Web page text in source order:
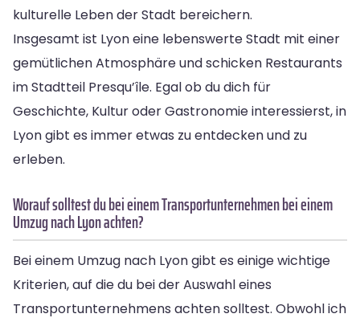
kulturelle Leben der Stadt bereichern.
Insgesamt ist Lyon eine lebenswerte Stadt mit einer
gemütlichen Atmosphäre und schicken Restaurants
im Stadtteil Presqu’île. Egal ob du dich für
Geschichte, Kultur oder Gastronomie interessierst, in
Lyon gibt es immer etwas zu entdecken und zu
erleben.
Worauf solltest du bei einem Transportunternehmen bei einem
Umzug nach Lyon achten?
Bei einem Umzug nach Lyon gibt es einige wichtige
Kriterien, auf die du bei der Auswahl eines
Transportunternehmens achten solltest. Obwohl ich